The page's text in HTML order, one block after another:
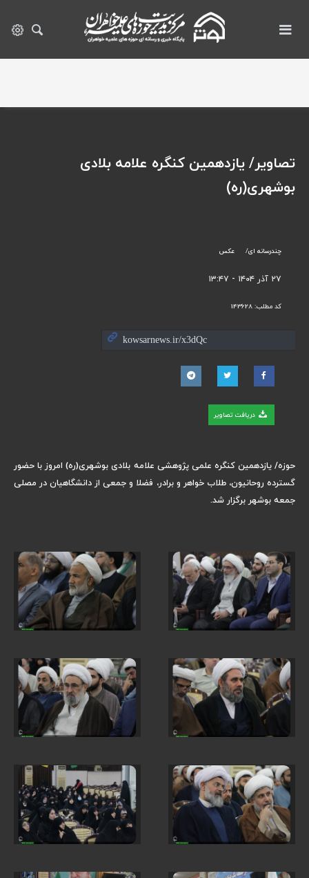
چندرسانه ای عکس
۲۷ آذر ۱۴۰۴ - ۱۳:۴۷
کد مطلب: 143628
دریافت تصاویر
تصاویر/ یازدهمین کنگره علامه بلادی
بوشهری(ره)
حوزه/ یازدهمین کنگره علمی پژوهشی علامه بلادی بوشهری(ره) امروز با حضور
گسترده روحانیون، طلاب خواهر و برادر، فضلا و جمعی از دانشگاهیان در مصلی
جمعه بوشهر برگزار شد.